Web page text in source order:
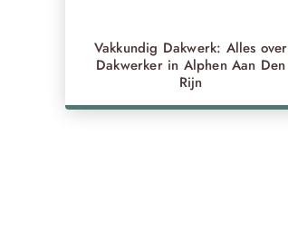
Vakkundig Dakwerk: Alles over
Dakwerker in Alphen Aan Den
Rijn